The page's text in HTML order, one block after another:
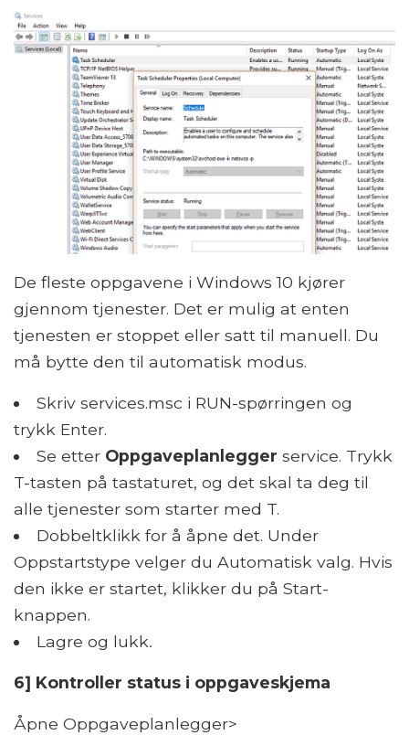
De fleste oppgavene i Windows 10 kjører
gjennom tjenester. Det er mulig at enten
tjenesten er stoppet eller satt til manuell. Du
må bytte den til automatisk modus.
Skriv services.msc i RUN-spørringen og
trykk Enter.
Se etter Oppgaveplanlegger service. Trykk
T-tasten på tastaturet, og det skal ta deg til
alle tjenester som starter med T.
Dobbeltklikk for å åpne det. Under
Oppstartstype velger du Automatisk valg. Hvis
den ikke er startet, klikker du på Start-
knappen.
Lagre og lukk.
6] Kontroller status i oppgaveskjema
Åpne Oppgaveplanlegger>